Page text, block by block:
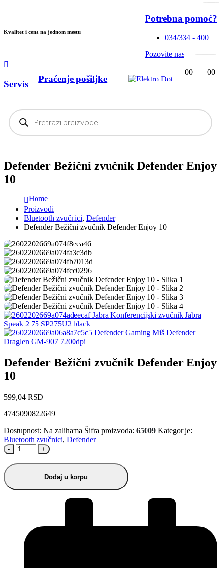
Kvalitet i cena na jednom mestu
Potrebna pomoć?
034/334 - 400
Pozovite nas
Products
search
Servis
Praćenje pošiljke
00 00
Defender Bežični zvučnik Defender Enjoy
10
Home
Proizvodi
Bluetooth zvučnici, Defender
Defender Bežični zvučnik Defender Enjoy 10
Jabra Konferencijski zvučnik Jabra
Speak 2 75 SP275U2 black
Defender Gaming Miš Defender
Draglen GM-907 7200dpi
Defender Bežični zvučnik Defender Enjoy
10
599,04 RSD
4745090822649
Dostupnost: Na zalihama Šifra proizvoda: 65009 Kategorije:
Bluetooth zvučnici, Defender
- +
Dodaj u korpu